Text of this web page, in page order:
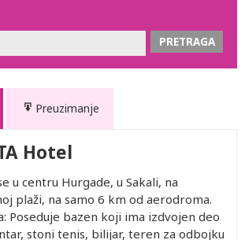
Preuzimanje
Hotel
u centru Hurgade, u Sakali, na
plaži, na samo 6 km od aerodroma.
Poseduje bazen koji ima izdvojen deo
stoni tenis, bilijar, teren za odbojku